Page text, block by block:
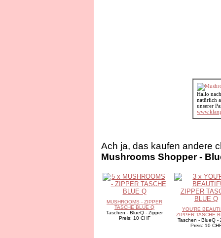
Hallo
natürlich
unserer
Ach ja, das kaufen andere
Mushrooms Shopper -
MUSHROOMS - ZIPPER
TASCHE BLUE Q
Taschen - BlueQ - Zipper
Preis: 10 CHF
YOU'RE
ZIPPER TASCHE
Taschen - BlueQ -
Preis: 10